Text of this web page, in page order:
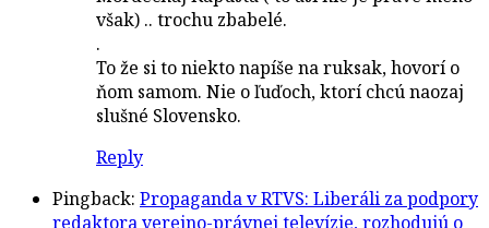
však) .. trochu zbabelé.
.
To že si to niekto napíše na ruksak, hovorí o
ňom samom. Nie o ľuďoch, ktorí chcú naozaj
slušné Slovensko.
Reply
Pingback: Propaganda v RTVS: Liberáli za podpory
redaktora verejno-právnej televízie, rozhodujú o